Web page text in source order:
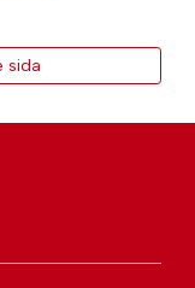
sida